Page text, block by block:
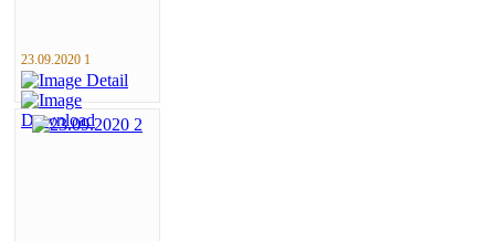
23.09.2020 1